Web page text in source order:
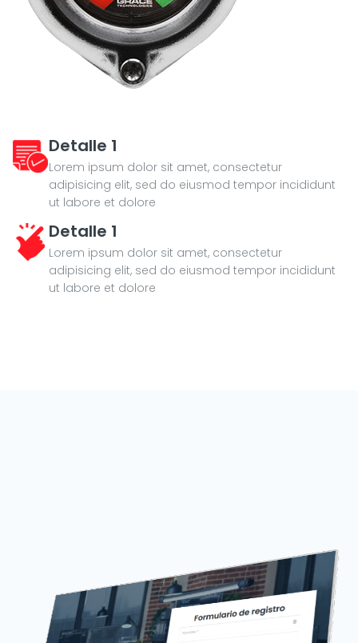
Detalle 1
Lorem ipsum dolor sit amet, consectetur
adipisicing elit, sed do eiusmod tempor incididunt
ut labore et dolore
Detalle 1
Lorem ipsum dolor sit amet, consectetur
adipisicing elit, sed do eiusmod tempor incididunt
ut labore et dolore